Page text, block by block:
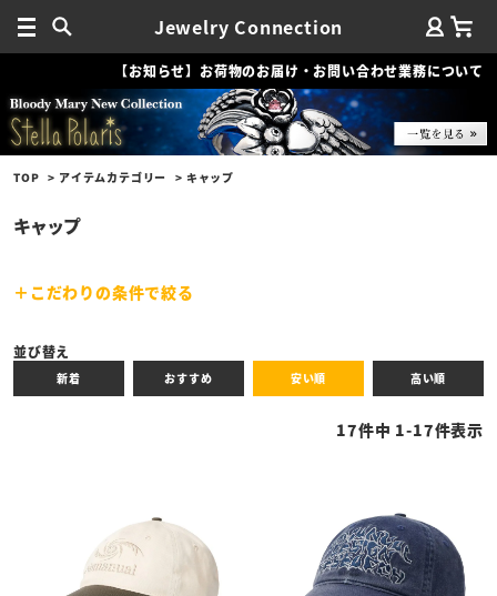
Jewelry Connection
【お知らせ】お荷物のお届け・お問い合わせ業務について
TOP アイテムカテゴリー キャップ
キャップ
こだわりの条件で絞る
全ての商品
セール商品
並び替え
新着 おすすめ 安い順 高い順
17件中 1-17件表示